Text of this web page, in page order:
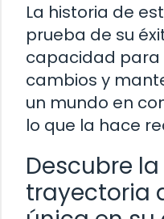
La historia de
prueba de su
capacidad
cambios y
un mundo en
lo que la hace
Descubre
trayectoria